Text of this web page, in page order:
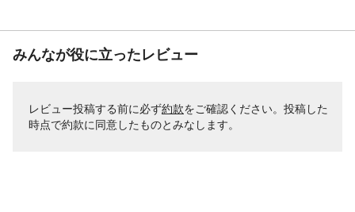
みんなが役に立ったレビュー
レビュー投稿する前に必ず約款をご確認ください。投稿した
時点で約款に同意したものとみなします。